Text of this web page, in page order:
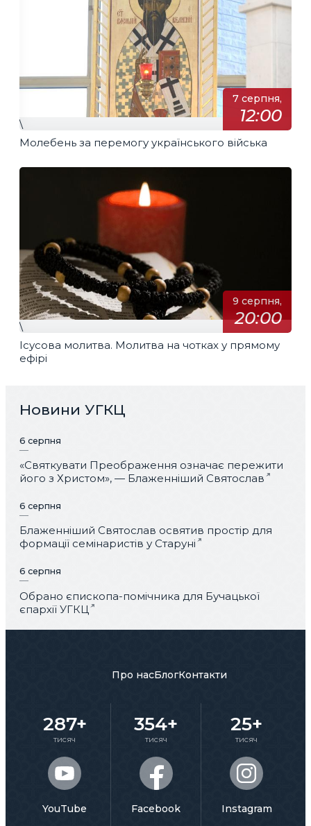
7 серпня,
12:00
\
Молебень за перемогу українського війська
9 серпня,
20:00
\
Ісусова молитва. Молитва на чотках у прямому
ефірі
Новини УГКЦ
6 серпня
«Святкувати Преображення означає пережити
його з Христом», — Блаженніший Святослав
6 серпня
Блаженніший Святослав освятив простір для
формації семінаристів у Старуні
6 серпня
Обрано єпископа-помічника для Бучацької
єпархії УГКЦ
Про насБлогКонтакти
287+
тисяч
YouTube
354+
тисяч
Facebook
25+
тисяч
Instagram